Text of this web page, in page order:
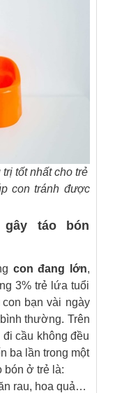
tốt nhất cho trẻ
con tránh được
gây táo bón
con đang lớn,
3% trẻ lứa tuổi
bạn vài ngày
thường. Trên
cầu không đều
ba lần trong một
bón ở trẻ là:
rau, hoa quả…